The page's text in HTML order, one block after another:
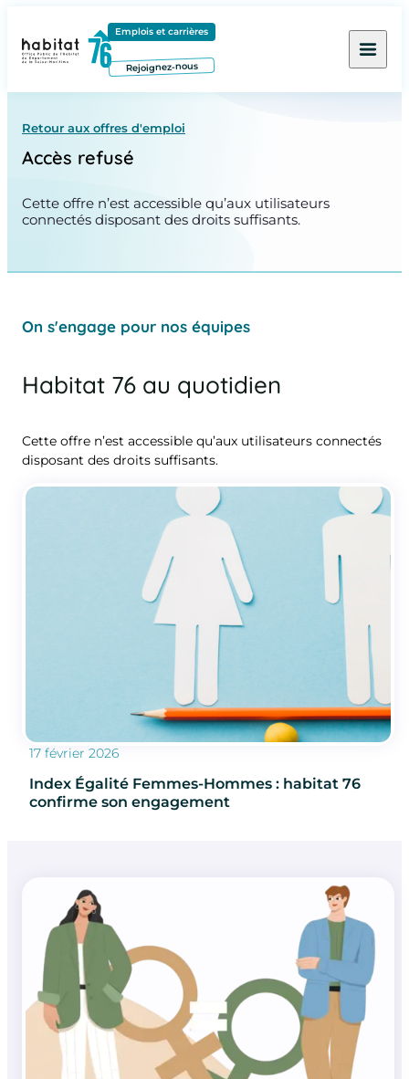
Emplois et carrières
Rejoignez-nous
Retour aux offres d'emploi
Accès refusé
Cette offre n’est accessible qu’aux utilisateurs
connectés disposant des droits suffisants.
Habitat 76 au quotidien
On s'engage pour nos équipes
Cette offre n’est accessible qu’aux utilisateurs connectés
disposant des droits suffisants.
17 février 2026
Index Égalité Femmes-Hommes : habitat 76
confirme son engagement